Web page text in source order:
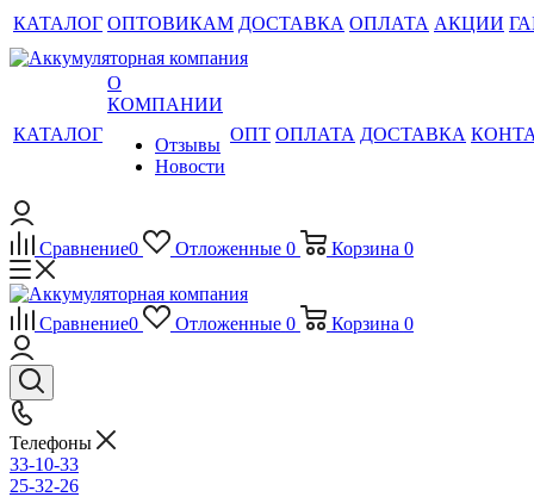
КАТАЛОГ ОПТОВИКАМ ДОСТАВКА ОПЛАТА АКЦИИ
КАТАЛОГ
О
КОМПАНИИ
Отзывы
Новости
ОПТ ОПЛАТА ДОСТАВКА
Сравнение0 Отложенные 0 Корзина 0
Сравнение0 Отложенные 0 Корзина 0
Телефоны
33-10-33
25-32-26